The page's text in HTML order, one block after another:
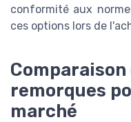
conformité aux
ces options lors de
remorques
marché